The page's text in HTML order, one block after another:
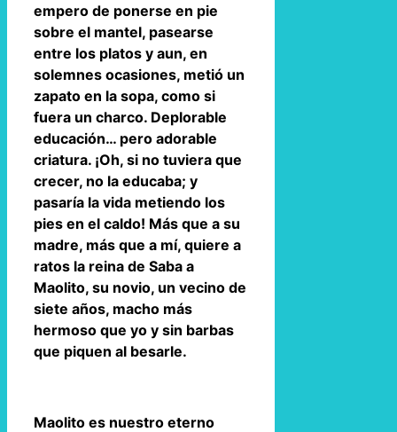
empero de ponerse en pie
sobre el mantel, pasearse
entre los platos y aun, en
solemnes ocasiones, metió un
zapato en la sopa, como si
fuera un charco. Deplorable
educación… pero adorable
criatura. ¡Oh, si no tuviera que
crecer, no la educaba; y
pasaría la vida metiendo los
pies en el caldo! Más que a su
madre, más que a mí, quiere a
ratos la reina de Saba a
Maolito, su novio, un vecino de
siete años, macho más
hermoso que yo y sin barbas
que piquen al besarle.
Maolito es nuestro eterno